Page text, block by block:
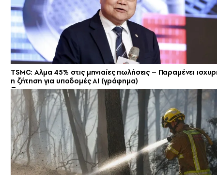
TSMC: Αλμα 45% στις μηνιαίες πωλήσεις – Παραμένει
η ζήτηση για υποδομές AI (γράφημα)